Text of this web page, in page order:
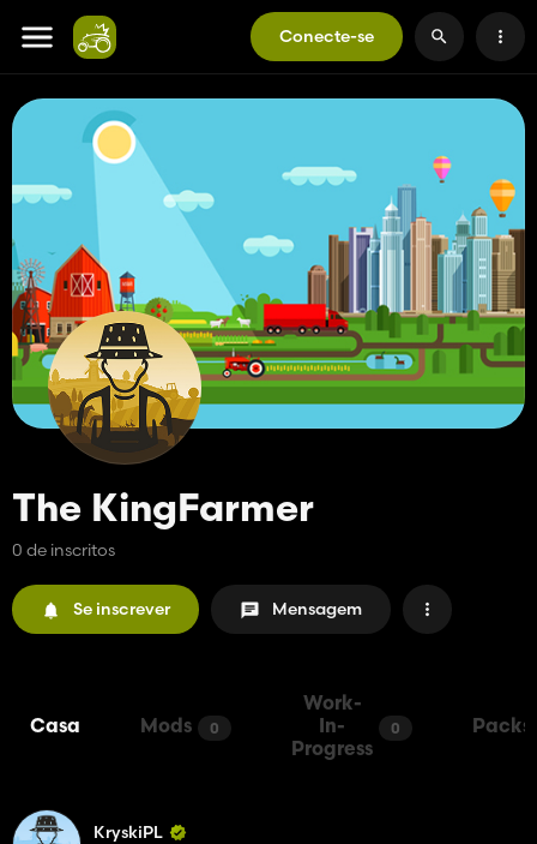
Conecte-se
The KingFarmer
0 de inscritos
Se inscrever Mensagem
Casa Mods 0
Work-
In-
Progress
0 Packs
KryskiPL